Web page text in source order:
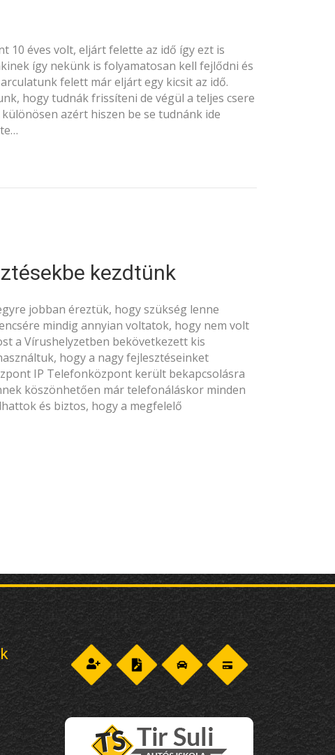
10 éves volt, eljárt felette az idő így ezt is
így nekünk is folyamatosan kell fejlődni és
felett már eljárt egy kicsit az idő.
hogy tudnák frissíteni de végül a teljes csere
azért hiszen be se tudnánk ide
kezdtünk
jobban éreztük, hogy szükség lenne
mindig annyian voltatok, hogy nem volt
a Vírushelyzetben bekövetkezett kis
hogy a nagy fejlesztéseinket
IP Telefonközpont került bekapcsolásra
köszönhetően már telefonáláskor minden
és biztos, hogy a megfelelő